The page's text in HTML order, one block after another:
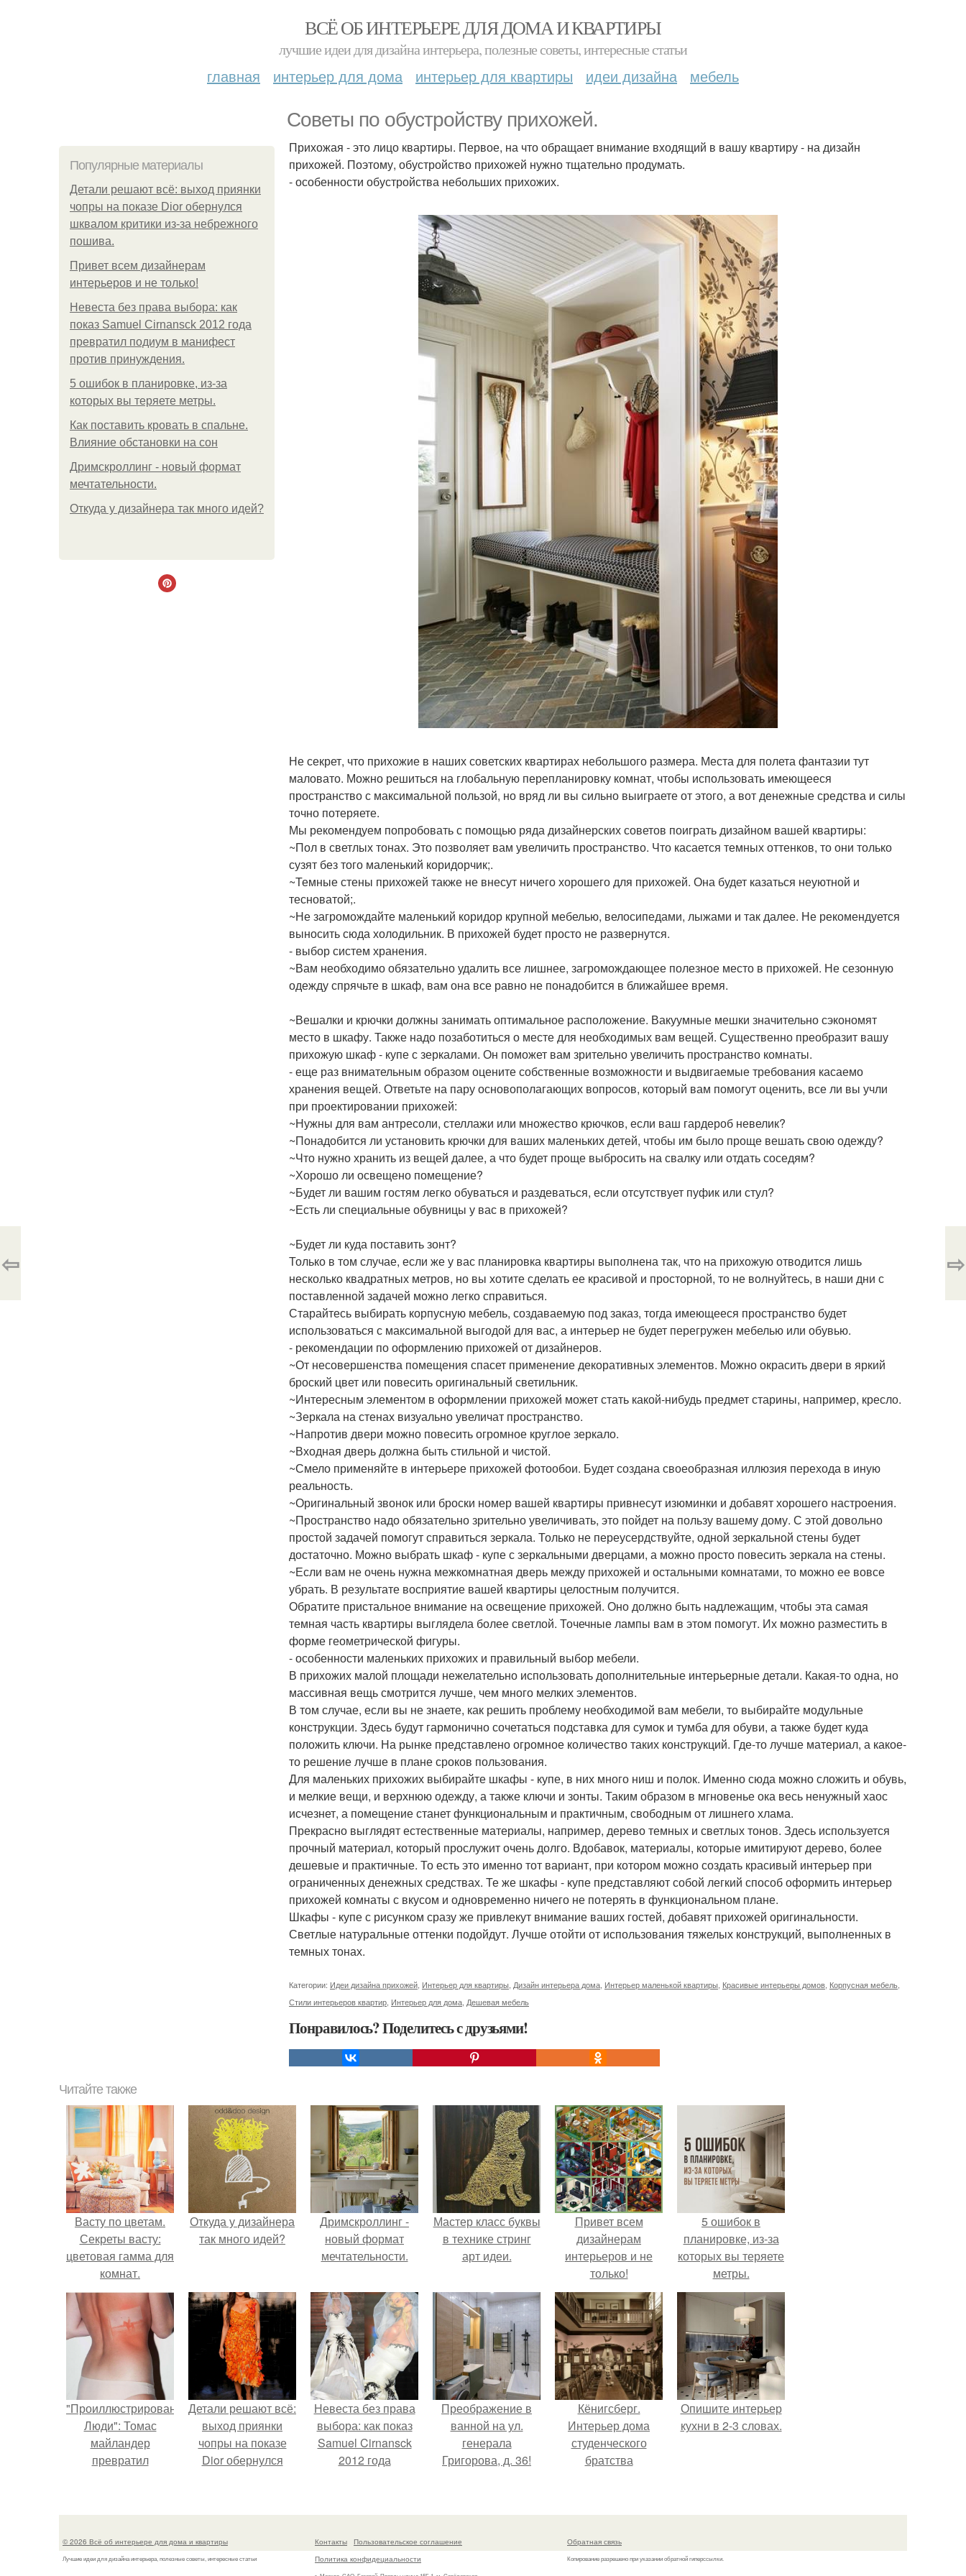
ВСЁ ОБ ИНТЕРЬЕРЕ ДЛЯ ДОМА И КВАРТИРЫ
лучшие идеи для дизайна интерьера, полезные советы, интересные статьи
главная интерьер для дома интерьер для квартиры идеи дизайна мебель
Советы по обустройству прихожей.
Популярные материалы
Детали решают всё: выход приянки
чопры на показе Dior обернулся
шквалом критики из-за небрежного
пошива.
Привет всем дизайнерам
интерьеров и не только!
Невеста без права выбора: как
показ Samuel Cirnansck 2012 года
превратил подиум в манифест
против принуждения.
5 ошибок в планировке, из-за
которых вы теряете метры.
Как поставить кровать в спальне.
Влияние обстановки на сон
Дримскроллинг - новый формат
мечтательности.
Откуда у дизайнера так много идей?
Прихожая - это лицо квартиры. Первое, на что обращает внимание входящий в вашу квартиру - на дизайн
прихожей. Поэтому, обустройство прихожей нужно тщательно продумать.
- особенности обустройства небольших прихожих.
Не секрет, что прихожие в наших советских квартирах небольшого размера. Места для полета фантазии тут
маловато. Можно решиться на глобальную перепланировку комнат, чтобы использовать имеющееся
пространство с максимальной пользой, но вряд ли вы сильно выиграете от этого, а вот денежные средства и силы
точно потеряете.
Мы рекомендуем попробовать с помощью ряда дизайнерских советов поиграть дизайном вашей квартиры:
~Пол в светлых тонах. Это позволяет вам увеличить пространство. Что касается темных оттенков, то они только
сузят без того маленький коридорчик;.
~Темные стены прихожей также не внесут ничего хорошего для прихожей. Она будет казаться неуютной и
тесноватой;.
~Не загромождайте маленький коридор крупной мебелью, велосипедами, лыжами и так далее. Не рекомендуется
выносить сюда холодильник. В прихожей будет просто не развернутся.
- выбор систем хранения.
~Вам необходимо обязательно удалить все лишнее, загромождающее полезное место в прихожей. Не сезонную
одежду спрячьте в шкаф, вам она все равно не понадобится в ближайшее время.
~Вешалки и крючки должны занимать оптимальное расположение. Вакуумные мешки значительно сэкономят
место в шкафу. Также надо позаботиться о месте для необходимых вам вещей. Существенно преобразит вашу
прихожую шкаф - купе с зеркалами. Он поможет вам зрительно увеличить пространство комнаты.
- еще раз внимательным образом оцените собственные возможности и выдвигаемые требования касаемо
хранения вещей. Ответьте на пару основополагающих вопросов, который вам помогут оценить, все ли вы учли
при проектировании прихожей:
~Нужны для вам антресоли, стеллажи или множество крючков, если ваш гардероб невелик?
~Понадобится ли установить крючки для ваших маленьких детей, чтобы им было проще вешать свою одежду?
~Что нужно хранить из вещей далее, а что будет проще выбросить на свалку или отдать соседям?
~Хорошо ли освещено помещение?
~Будет ли вашим гостям легко обуваться и раздеваться, если отсутствует пуфик или стул?
~Есть ли специальные обувницы у вас в прихожей?
~Будет ли куда поставить зонт?
Только в том случае, если же у вас планировка квартиры выполнена так, что на прихожую отводится лишь
несколько квадратных метров, но вы хотите сделать ее красивой и просторной, то не волнуйтесь, в наши дни с
поставленной задачей можно легко справиться.
Старайтесь выбирать корпусную мебель, создаваемую под заказ, тогда имеющееся пространство будет
использоваться с максимальной выгодой для вас, а интерьер не будет перегружен мебелью или обувью.
- рекомендации по оформлению прихожей от дизайнеров.
~От несовершенства помещения спасет применение декоративных элементов. Можно окрасить двери в яркий
броский цвет или повесить оригинальный светильник.
~Интересным элементом в оформлении прихожей может стать какой-нибудь предмет старины, например, кресло.
~Зеркала на стенах визуально увеличат пространство.
~Напротив двери можно повесить огромное круглое зеркало.
~Входная дверь должна быть стильной и чистой.
~Смело применяйте в интерьере прихожей фотообои. Будет создана своеобразная иллюзия перехода в иную
реальность.
~Оригинальный звонок или броски номер вашей квартиры привнесут изюминки и добавят хорошего настроения.
~Пространство надо обязательно зрительно увеличивать, это пойдет на пользу вашему дому. С этой довольно
простой задачей помогут справиться зеркала. Только не переусердствуйте, одной зеркальной стены будет
достаточно. Можно выбрать шкаф - купе с зеркальными дверцами, а можно просто повесить зеркала на стены.
~Если вам не очень нужна межкомнатная дверь между прихожей и остальными комнатами, то можно ее вовсе
убрать. В результате восприятие вашей квартиры целостным получится.
Обратите пристальное внимание на освещение прихожей. Оно должно быть надлежащим, чтобы эта самая
темная часть квартиры выглядела более светлой. Точечные лампы вам в этом помогут. Их можно разместить в
форме геометрической фигуры.
- особенности маленьких прихожих и правильный выбор мебели.
В прихожих малой площади нежелательно использовать дополнительные интерьерные детали. Какая-то одна, но
массивная вещь смотрится лучше, чем много мелких элементов.
В том случае, если вы не знаете, как решить проблему необходимой вам мебели, то выбирайте модульные
конструкции. Здесь будут гармонично сочетаться подставка для сумок и тумба для обуви, а также будет куда
положить ключи. На рынке представлено огромное количество таких конструкций. Где-то лучше материал, а какое-
то решение лучше в плане сроков пользования.
Для маленьких прихожих выбирайте шкафы - купе, в них много ниш и полок. Именно сюда можно сложить и обувь,
и мелкие вещи, и верхнюю одежду, а также ключи и зонты. Таким образом в мгновенье ока весь ненужный хаос
исчезнет, а помещение станет функциональным и практичным, свободным от лишнего хлама.
Прекрасно выглядят естественные материалы, например, дерево темных и светлых тонов. Здесь используется
прочный материал, который прослужит очень долго. Вдобавок, материалы, которые имитируют дерево, более
дешевые и практичные. То есть это именно тот вариант, при котором можно создать красивый интерьер при
ограниченных денежных средствах. Те же шкафы - купе представляют собой легкий способ оформить интерьер
прихожей комнаты с вкусом и одновременно ничего не потерять в функциональном плане.
Шкафы - купе с рисунком сразу же привлекут внимание ваших гостей, добавят прихожей оригинальности.
Светлые натуральные оттенки подойдут. Лучше отойти от использования тяжелых конструкций, выполненных в
темных тонах.
Категории: Идеи дизайна прихожей Интерьер для квартиры Дизайн интерьера дома Интерьер маленькой квартиры Красивые интерьеры домов Корпусная мебель
Стили интерьеров квартир Интерьер для дома Дешевая мебель
Понравилось? Поделитесь с друзьями!
⇦ ⇨
Читайте также
Васту по цветам.
Секреты васту:
цветовая гамма для
комнат.
Откуда у дизайнера
так много идей?
Дримскроллинг -
новый формат
мечтательности.
Мастер класс буквы
в технике стринг
арт идеи.
Привет всем
дизайнерам
интерьеров и не
только!
5 ошибок в
планировке, из-за
которых вы теряете
метры.
"Проиллюстрированные
Люди": Томас
майландер
превратил
Детали решают всё:
выход приянки
чопры на показе
Dior обернулся
пошива.
Невеста без права
выбора: как показ
Samuel Cirnansck
2012 года
принуждения.
Преображение в
ванной на ул.
генерала
Григорова, д. 36!
Кёнигсберг.
Интерьер дома
студенческого
братства
Опишите интерьер
кухни в 2-3 словах.
© 2026 Всё об интерьере для дома и квартиры
Лучшие идеи для дизайна интерьера, полезные советы, интересные статьи
Контакты
Пользовательское соглашение
Политика конфидециальности
Обратная связь
Копирование разрешено при указании обратной гиперссылки.